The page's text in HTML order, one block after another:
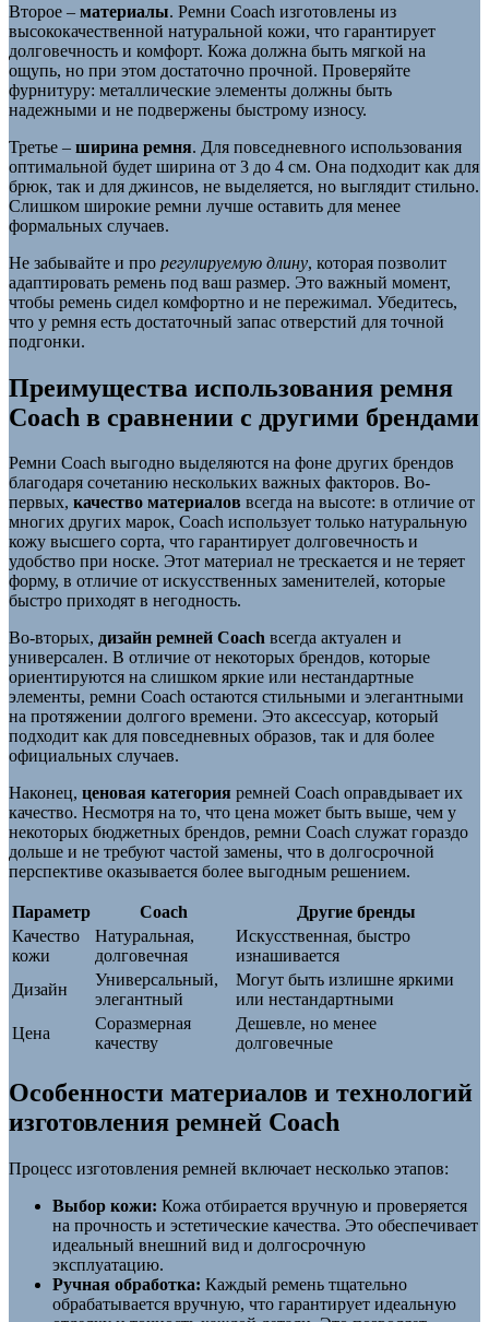
Второе – материалы. Ремни Coach изготовлены из
высококачественной натуральной кожи, что гарантирует
долговечность и комфорт. Кожа должна быть мягкой на
ощупь, но при этом достаточно прочной. Проверяйте
фурнитуру: металлические элементы должны быть
надежными и не подвержены быстрому износу.
Третье – ширина ремня. Для повседневного использования
оптимальной будет ширина от 3 до 4 см. Она подходит как для
брюк, так и для джинсов, не выделяется, но выглядит стильно.
Слишком широкие ремни лучше оставить для менее
формальных случаев.
Не забывайте и про регулируемую длину, которая позволит
адаптировать ремень под ваш размер. Это важный момент,
чтобы ремень сидел комфортно и не пережимал. Убедитесь,
что у ремня есть достаточный запас отверстий для точной
подгонки.
Преимущества использования ремня
Coach в сравнении с другими брендами
Ремни Coach выгодно выделяются на фоне других брендов
благодаря сочетанию нескольких важных факторов. Во-
первых, качество материалов всегда на высоте: в отличие от
многих других марок, Coach использует только натуральную
кожу высшего сорта, что гарантирует долговечность и
удобство при носке. Этот материал не трескается и не теряет
форму, в отличие от искусственных заменителей, которые
быстро приходят в негодность.
Во-вторых, дизайн ремней Coach всегда актуален и
универсален. В отличие от некоторых брендов, которые
ориентируются на слишком яркие или нестандартные
элементы, ремни Coach остаются стильными и элегантными
на протяжении долгого времени. Это аксессуар, который
подходит как для повседневных образов, так и для более
официальных случаев.
Наконец, ценовая категория ремней Coach оправдывает их
качество. Несмотря на то, что цена может быть выше, чем у
некоторых бюджетных брендов, ремни Coach служат гораздо
дольше и не требуют частой замены, что в долгосрочной
перспективе оказывается более выгодным решением.
Параметр Coach
Другие бренды
Качество
кожи
Натуральная,
долговечная
Искусственная, быстро
изнашивается
Дизайн
Универсальный,
элегантный
Могут быть излишне яркими
или нестандартными
Цена
Соразмерная
качеству
Дешевле, но менее
долговечные
Особенности материалов и технологий
изготовления ремней Coach
Процесс изготовления ремней включает несколько этапов:
Выбор кожи: Кожа отбирается вручную и проверяется
на прочность и эстетические качества. Это обеспечивает
идеальный внешний вид и долгосрочную
эксплуатацию.
Ручная обработка: Каждый ремень тщательно
обрабатывается вручную, что гарантирует идеальную